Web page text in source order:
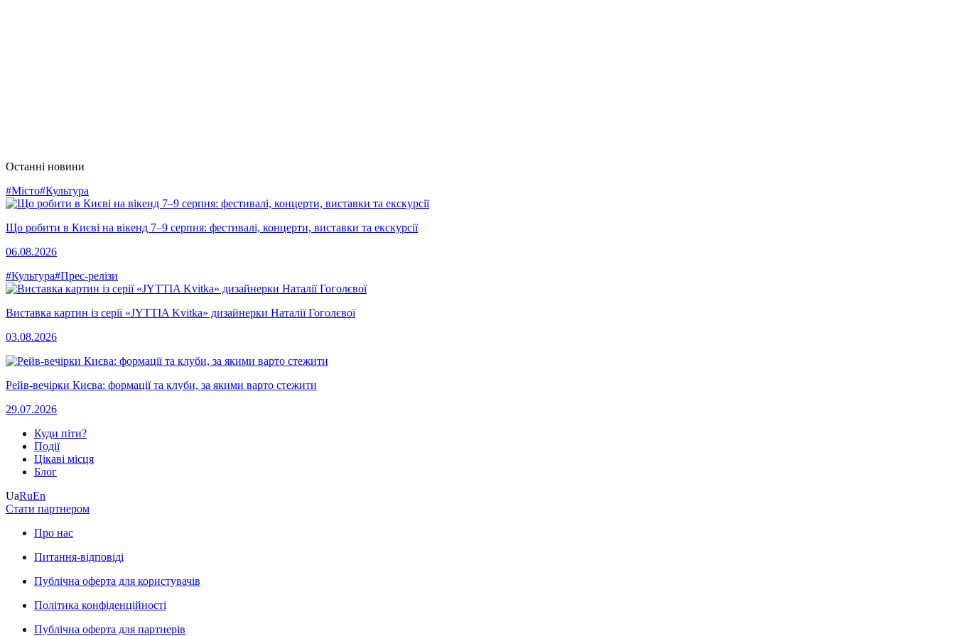
Останні новини
#Місто#Культура
Що робити в Києві на вікенд 7–9 серпня: фестивалі, концерти, виставки та екскурсії
06.08.2026
#Культура#Прес-релізи
Виставка картин із серії «JYTTIA Kvitka» дизайнерки Наталії Гоголєвої
03.08.2026
Рейв-вечірки Києва: формації та клуби, за якими варто стежити
29.07.2026
Куди піти?
Події
Цікаві місця
Блог
UaRuEn
Стати партнером
Про нас
Питання-відповіді
Публічна оферта для користувачів
Політика конфіденційності
Публічна оферта для партнерів